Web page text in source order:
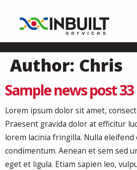
Author: Chris
Sample news post 33
Lorem ipsum dolor sit amet,
Praesent gravida dolor at efficitur
lorem lacinia fringilla. Nulla eleifend
condimentum. Aenean et sem sed
eget et ligula. Etiam sapien leo,